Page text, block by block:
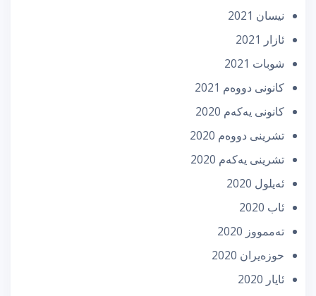
نیسان 2021
ئازار 2021
شوبات 2021
كانونی دووه‌م 2021
كانونی یه‌كه‌م 2020
تشرینی دووه‌م 2020
تشرینی یه‌كه‌م 2020
ئه‌یلول 2020
ئاب 2020
تەممووز 2020
حوزه‌یران 2020
ئایار 2020